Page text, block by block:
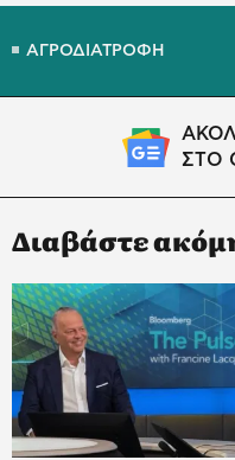
ΑΓΡΟΔΙΑΤΡΟΦΗ
ΣΤΟ
Διαβάστε